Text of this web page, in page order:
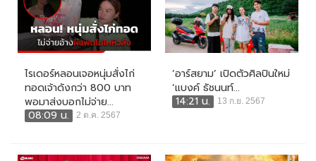
ไรเดอร์หลอนเจอหนุ่มสั่งไก่
ทอดเจ้าดังกว่า 800 บาท
พอมาส่งบอกไม่จ่าย...
08:09 น.
2 ต.ค. 2567
‘อาร์สยาม’ เปิดตัวศิลปินใหม่
‘แบงค์ ธัชนนท์...
14:21 น.
13 ก.ย. 2567